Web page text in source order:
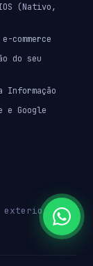
(Nativo,
do seu
Informação
e Google
exterior